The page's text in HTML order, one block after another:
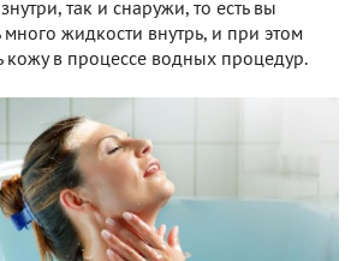
так и снаружи, то есть вы
жидкости внутрь, и при этом
кожу в процессе водных процедур.